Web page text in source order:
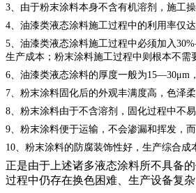
3、由于粉末涂料本身不含有机溶剂，施工
4、油漆类液态涂料施工过程中的利用率仅
5、油漆类液态涂料施工过程中必须加入
生产成本；粉末涂料施工过程中则根本不需
6、油漆类液态涂料的厚度一般为15—30μm
7、粉末涂料固化后的外观丰满度高，色泽
8、粉末涂料由于不含溶剂，固化过程中不
9、粉末涂料便于运输，不会渗漏和挥发，
10、粉末涂料的防腐装饰性好，生产综合成
正是由于上述诸多液态涂料所不具备
过程中仍存在换色困难、生产设备复